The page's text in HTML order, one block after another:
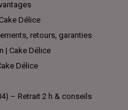
Délice
retours, garanties
| Cake Délice
Délice
– Retrait 2 h & conseils